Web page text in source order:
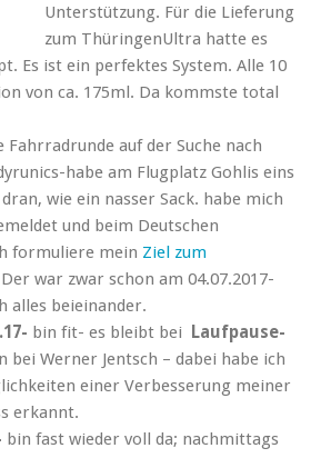
Unterstützung. Für die Lieferung
zum ThüringenUltra hatte es
Es ist ein perfektes System. Alle 10
von ca. 175ml. Da kommste total
Fahrradrunde auf der Suche nach
habe am Flugplatz Gohlis eins
wie ein nasser Sack. habe mich
und beim Deutschen
formuliere mein Ziel zum
war zwar schon am 04.07.2017-
alles beieinander.
bin fit- es bleibt bei
Laufpause-
bei Werner Jentsch – dabei habe ich
einer Verbesserung meiner
erkannt.
bin fast wieder voll da; nachmittags